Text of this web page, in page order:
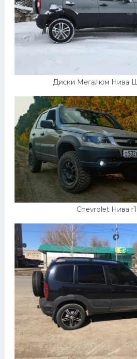
Диски Мегалюм Нива
Chevrolet Нива